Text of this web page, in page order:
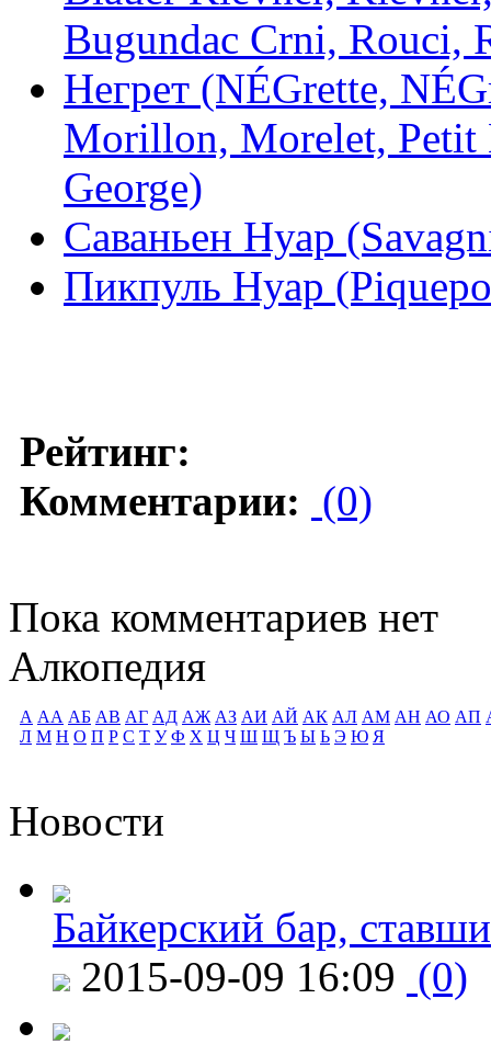
Bugundac Crni, Rouci,
Негрет (NÉGrette,
Morillon, Morelet, Petit
George)
Саваньен Нуар
Пикпуль Нуар
Рейтинг:
Комментарии: (0)
Пока комментариев нет
Алкопедия
А АА АБ АВ АГ АД АЖ АЗ АИ АЙ АК АЛ АМ АН АО АП
Л М Н О П Р С Т У Ф Х Ц Ч Ш Щ Ъ Ы Ь Э Ю Я
Новости
Байкерский бар,
2015-09-09 16:09 (0)